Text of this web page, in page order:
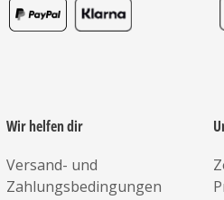
Wir helfen dir
Versand- und
Zahlungsbedingungen